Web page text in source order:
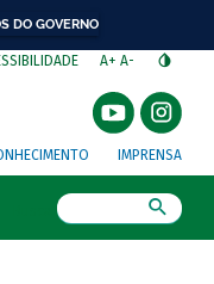
DO GOVERNO
A+ A-
IMPRENSA